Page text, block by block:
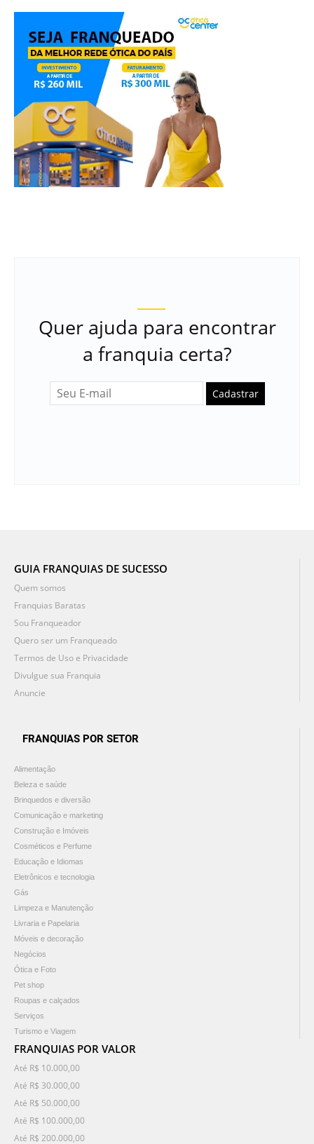
Quer ajuda para encontrar
a franquia certa?
Cadastrar
GUIA FRANQUIAS DE SUCESSO
Quem somos
Franquias Baratas
Sou Franqueador
Quero ser um Franqueado
Termos de Uso e Privacidade
Divulgue sua Franquia
Anuncie
FRANQUIAS POR SETOR
Alimentação
Beleza e saúde
Brinquedos e diversão
Comunicação e marketing
Construção e Imóveis
Cosméticos e Perfume
Educação e Idiomas
Eletrônicos e tecnologia
Gás
Limpeza e Manutenção
Livraria e Papelaria
Móveis e decoração
Negócios
Ótica e Foto
Pet shop
Roupas e calçados
Serviços
Turismo e Viagem
FRANQUIAS POR VALOR
Até R$ 10.000,00
Até R$ 30.000,00
Até R$ 50.000,00
Até R$ 100.000,00
Até R$ 200.000,00